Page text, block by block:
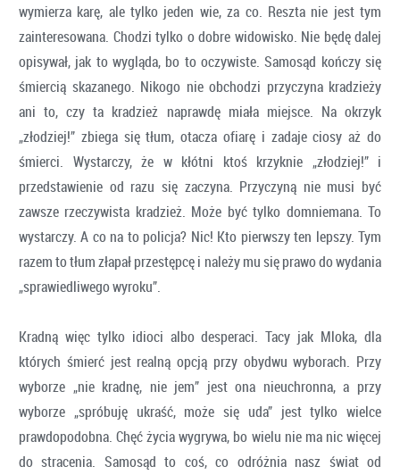
wymierza karę, ale tylko jeden wie, za co. Reszta nie jest tym
zainteresowana. Chodzi tylko o dobre widowisko. Nie będę dalej
opisywał, jak to wygląda, bo to oczywiste. Samosąd kończy się
śmiercią skazanego. Nikogo nie obchodzi przyczyna kradzieży
ani to, czy ta kradzież naprawdę miała miejsce. Na okrzyk
„złodziej!” zbiega się tłum, otacza ofiarę i zadaje ciosy aż do
śmierci. Wystarczy, że w kłótni ktoś krzyknie „złodziej!” i
przedstawienie od razu się zaczyna. Przyczyną nie musi być
zawsze rzeczywista kradzież. Może być tylko domniemana. To
wystarczy. A co na to policja? Nic! Kto pierwszy ten lepszy. Tym
razem to tłum złapał przestępcę i należy mu się prawo do wydania
„sprawiedliwego wyroku”.
Kradną więc tylko idioci albo desperaci. Tacy jak Mloka, dla
których śmierć jest realną opcją przy obydwu wyborach. Przy
wyborze „nie kradnę, nie jem” jest ona nieuchronna, a przy
wyborze „spróbuję ukraść, może się uda” jest tylko wielce
prawdopodobna. Chęć życia wygrywa, bo wielu nie ma nic więcej
do stracenia. Samosąd to coś, co odróżnia nasz świat od